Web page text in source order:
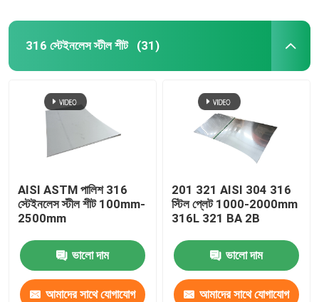
316 স্টেইনলেস স্টীল শীট (31)
AISI ASTM পালিশ 316
স্টেইনলেস স্টীল শীট 100mm-
2500mm
ভালো দাম
আমাদের সাথে যোগাযোগ
201 321 AISI 304 316
স্টিল প্লেট 1000-2000mm
316L 321 BA 2B
ভালো দাম
আমাদের সাথে যোগাযোগ